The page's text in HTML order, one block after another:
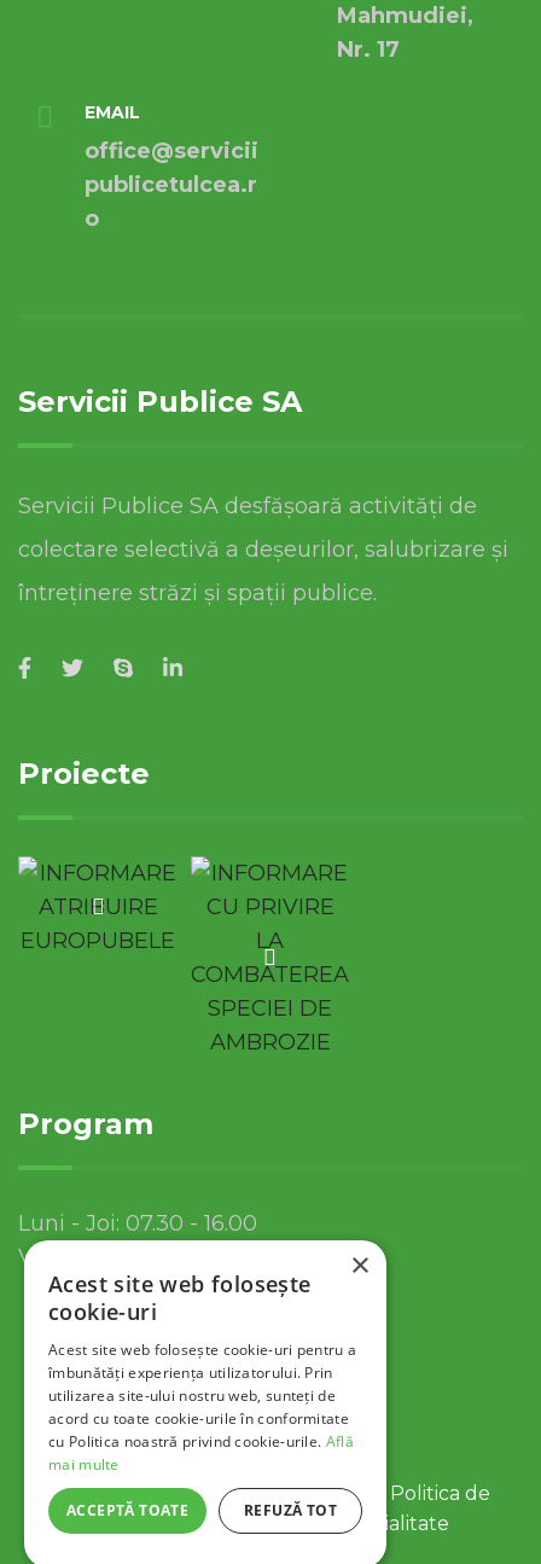
Mahmudiei,
Nr. 17
EMAIL
office@servicii
publicetulcea.r
o
Servicii Publice SA
Servicii Publice SA desfășoară activități de
colectare selectivă a deșeurilor, salubrizare și
întreținere străzi și spații publice.
Proiecte
Program
Luni - Joi: 07.30 - 16.00
Vineri: 07.30 - 13.30
© 2022 Servicii Publice SA Tulcea |
Politica de
Politica de Confidentialitate
×
Acest site web folosește
cookie-uri
Acest site web folosește cookie-uri pentru a
îmbunătăți experiența utilizatorului. Prin
utilizarea site-ului nostru web, sunteți de
acord cu toate cookie-urile în conformitate
cu Politica noastră privind cookie-urile. Află
mai multe
ACCEPTĂ TOATE REFUZĂ TOT